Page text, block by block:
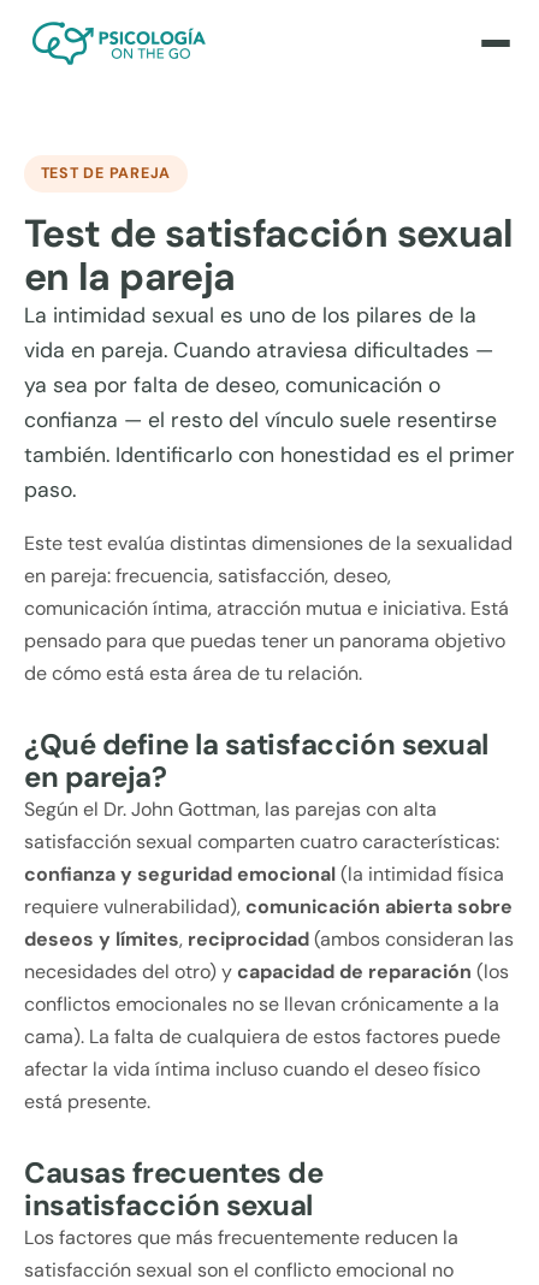
TEST DE PAREJA
Test de satisfacción sexual
en la pareja
La intimidad sexual es uno de los pilares de la
vida en pareja. Cuando atraviesa dificultades —
ya sea por falta de deseo, comunicación o
confianza — el resto del vínculo suele resentirse
también. Identificarlo con honestidad es el primer
paso.
Este test evalúa distintas dimensiones de la sexualidad
en pareja: frecuencia, satisfacción, deseo,
comunicación íntima, atracción mutua e iniciativa. Está
pensado para que puedas tener un panorama objetivo
de cómo está esta área de tu relación.
¿Qué define la satisfacción sexual
en pareja?
Según el Dr. John Gottman, las parejas con alta
satisfacción sexual comparten cuatro características:
confianza y seguridad emocional(la intimidad física
requiere vulnerabilidad), comunicación abierta sobre
deseos y límites, reciprocidad(ambos consideran las
necesidades del otro) y capacidad de reparación (los
conflictos emocionales no se llevan crónicamente a la
cama). La falta de cualquiera de estos factores puede
afectar la vida íntima incluso cuando el deseo físico
está presente.
Causas frecuentes de
insatisfacción sexual
Los factores que más frecuentemente reducen la
satisfacción sexual son el conflicto emocional no